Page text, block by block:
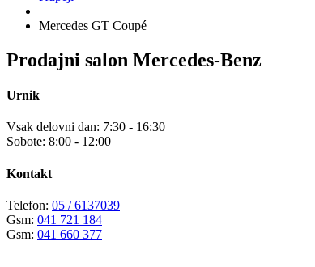
Mercedes GT Coupé
Prodajni salon Mercedes-Benz
Urnik
Vsak delovni dan: 7:30 - 16:30
Sobote: 8:00 - 12:00
Kontakt
Telefon: 05 / 6137039
Gsm: 041 721 184
Gsm: 041 660 377